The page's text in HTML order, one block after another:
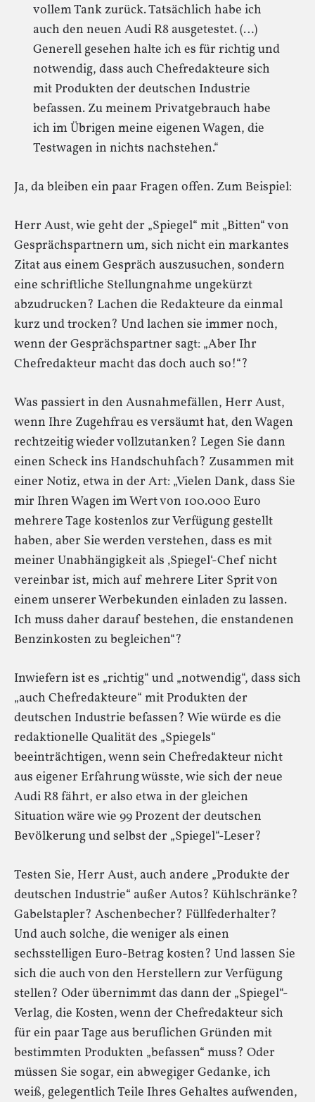
vollem Tank zurück. Tatsächlich habe ich
auch den neuen Audi R8 ausgetestet. (…)
Generell gesehen halte ich es für richtig und
notwendig, dass auch Chefredakteure sich
mit Produkten der deutschen Industrie
befassen. Zu meinem Privatgebrauch habe
ich im Übrigen meine eigenen Wagen, die
Testwagen in nichts nachstehen.“
Ja, da bleiben ein paar Fragen offen. Zum Beispiel:
Herr Aust, wie geht der „Spiegel“ mit „Bitten“ von
Gesprächspartnern um, sich nicht ein markantes
Zitat aus einem Gespräch auszusuchen, sondern
eine schriftliche Stellungnahme ungekürzt
abzudrucken? Lachen die Redakteure da einmal
kurz und trocken? Und lachen sie immer noch,
wenn der Gesprächspartner sagt: „Aber Ihr
Chefredakteur macht das doch auch so!“?
Was passiert in den Ausnahmefällen, Herr Aust,
wenn Ihre Zugehfrau es versäumt hat, den Wagen
rechtzeitig wieder vollzutanken? Legen Sie dann
einen Scheck ins Handschuhfach? Zusammen mit
einer Notiz, etwa in der Art: „Vielen Dank, dass Sie
mir Ihren Wagen im Wert von 100.000 Euro
mehrere Tage kostenlos zur Verfügung gestellt
haben, aber Sie werden verstehen, dass es mit
meiner Unabhängigkeit als ‚Spiegel‘-Chef nicht
vereinbar ist, mich auf mehrere Liter Sprit von
einem unserer Werbekunden einladen zu lassen.
Ich muss daher darauf bestehen, die enstandenen
Benzinkosten zu begleichen“?
Inwiefern ist es „richtig“ und „notwendig“, dass sich
„auch Chefredakteure“ mit Produkten der
deutschen Industrie befassen? Wie würde es die
redaktionelle Qualität des „Spiegels“
beeinträchtigen, wenn sein Chefredakteur nicht
aus eigener Erfahrung wüsste, wie sich der neue
Audi R8 fährt, er also etwa in der gleichen
Situation wäre wie 99 Prozent der deutschen
Bevölkerung und selbst der „Spiegel“-Leser?
Testen Sie, Herr Aust, auch andere „Produkte der
deutschen Industrie“ außer Autos? Kühlschränke?
Gabelstapler? Aschenbecher? Füllfederhalter?
Und auch solche, die weniger als einen
sechsstelligen Euro-Betrag kosten? Und lassen Sie
sich die auch von den Herstellern zur Verfügung
stellen? Oder übernimmt das dann der „Spiegel“-
Verlag, die Kosten, wenn der Chefredakteur sich
für ein paar Tage aus beruflichen Gründen mit
bestimmten Produkten „befassen“ muss? Oder
müssen Sie sogar, ein abwegiger Gedanke, ich
weiß, gelegentlich Teile Ihres Gehaltes aufwenden,